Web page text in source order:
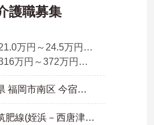
護職募集
月収 21.0万円～24.5万円程度 諸手当・夜勤5回分込
年収 316万円～372万円程度 賞与込
福岡県 福岡市南区 今宿東１丁目３０－５２
ＪＲ筑肥線(姪浜－西唐津)「今宿駅」徒歩5分